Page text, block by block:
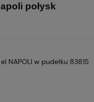
połysk
NAPOLI w pudełku 83815